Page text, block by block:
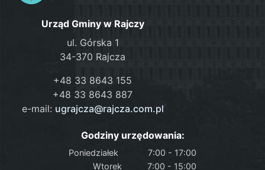
Urząd Gminy w Rajczy
ul. Górska 1
34-370 Rajcza
+48 33 8643 155
+48 33 8643 887
e-mail: ugrajcza@rajcza.com.pl
Godziny urzędowania:
Poniedziałek
7:00 - 17:00
Wtorek
7:00 - 15:00